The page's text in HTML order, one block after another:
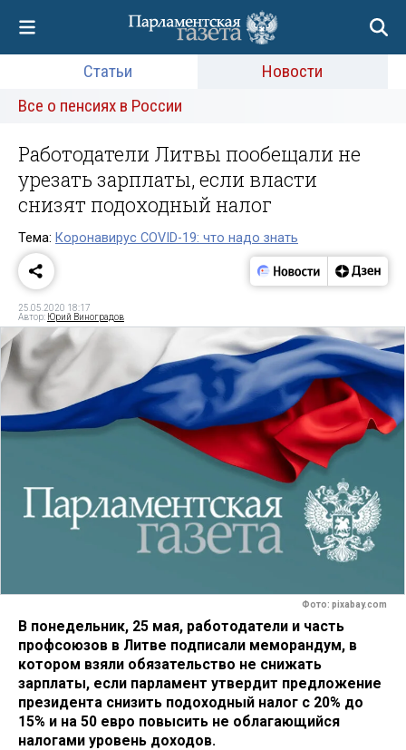
Статьи
Новости
Все о пенсиях в России
Работодатели Литвы пообещали не
урезать зарплаты, если власти
снизят подоходный налог
Тема: Коронавирус COVID-19: что надо знать
25.05.2020 18:17
Автор: Юрий Виноградов
Фото: pixabay.com
В понедельник, 25 мая, работодатели и часть
профсоюзов в Литве подписали меморандум, в
котором взяли обязательство не снижать
зарплаты, если парламент утвердит предложение
президента снизить подоходный налог с 20% до
15% и на 50 евро повысить не облагающийся
налогами уровень доходов.